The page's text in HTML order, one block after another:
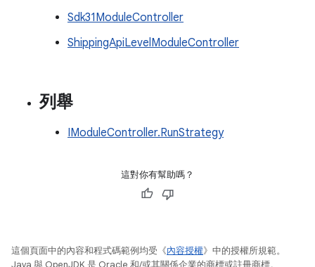
Sdk31ModuleController
ShippingApiLevelModuleController
列舉
IModuleController.RunStrategy
這對你有幫助嗎？
這個頁面中的內容和程式碼範例均受《內容授權》中的授權所規範。
Java 與 OpenJDK 是 Oracle 和/或其關係企業的商標或註冊商標。